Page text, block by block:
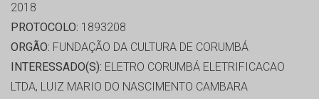
2018
PROTOCOLO: 1893208
ORGÃO: FUNDAÇÃO DA CULTURA DE CORUMBÁ
INTERESSADO(S): ELETRO CORUMBÁ ELETRIFICACAO
LTDA, LUIZ MARIO DO NASCIMENTO CAMBARA